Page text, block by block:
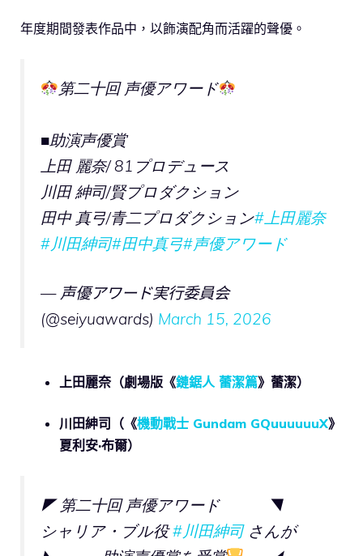
年度期間發表作品中，以飾演配角而活躍的聲優。
第二十回 声優アワード
■助演声優賞
上⽥ 麗奈/ 81プロデュース
川⽥ 紳司/賢プロダクション
⽥中 真⼸/⻘⼆プロダクション#上田麗奈
#川田紳司#田中真弓#声優アワード
— 声優アワード実行委員会
(@seiyuawards) March 15, 2026
上田麗奈（劇場版 《鏈鋸人 蕾潔篇》蕾潔）
川田紳司（《機動戰士 Gundam GQuuuuuuX》
夏利安·布爾）
◤ 第二十回 声優アワード ◥
シャリア・ブル役#川田紳司さんが